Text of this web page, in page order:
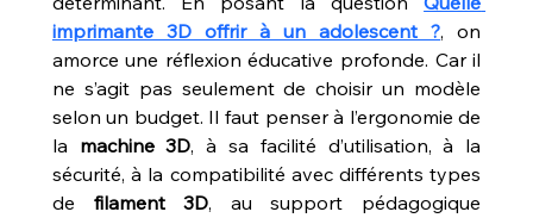
imprimante 3D offrir à un adolescent ?, on
amorce une réflexion éducative profonde. Car il
ne s’agit pas seulement de choisir un modèle
selon un budget. Il faut penser à l’ergonomie de
la machine 3D, à sa facilité d’utilisation, à la
sécurité, à la compatibilité avec différents types
de filament 3D, au support pédagogique